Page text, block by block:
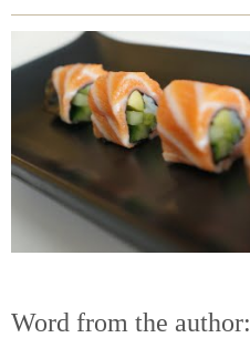
Word from the author: